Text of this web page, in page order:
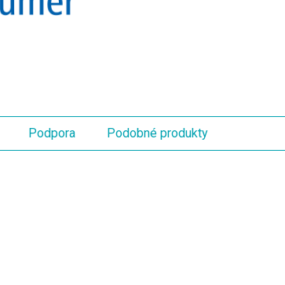
Podpora Podobné produkty